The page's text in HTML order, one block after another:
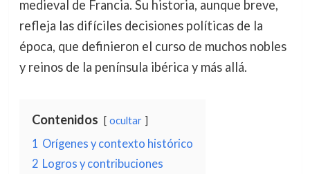
medieval de Francia. Su historia, aunque breve,
refleja las difíciles decisiones políticas de la
época, que definieron el curso de muchos nobles
y reinos de la península ibérica y más allá.
Contenidos ocultar
1 Orígenes y contexto histórico
2 Logros y contribuciones